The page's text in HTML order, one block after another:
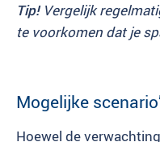
Tip! Vergelijk
te voorkomen dat je
Mogelijke
Hoewel de